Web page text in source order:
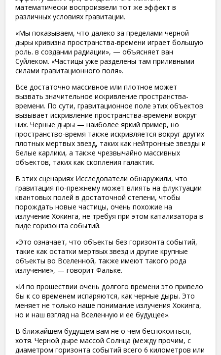
математически воспроизвели тот же эффект в
различных условиях гравитации.
«Мы показываем, что далеко за пределами черной
дыры кривизна пространства-времени играет большую
роль. в создании радиации», — объясняет ван
Суйлеком. «Частицы уже разделены там приливными
силами гравитационного поля».
Все достаточно массивное или плотное может
вызвать значительное искривление пространства-
времени. По сути, гравитационное поле этих объектов
вызывает искривление пространства-времени вокруг
них. Черные дыры — наиболее яркий пример, но
пространство-время также искривляется вокруг других
плотных мертвых звезд, таких как нейтронные звезды и
белые карлики, а также чрезвычайно массивных
объектов, таких как скопления галактик.
В этих сценариях Исследователи обнаружили, что
гравитация по-прежнему может влиять на флуктуации
квантовых полей в достаточной степени, чтобы
порождать новые частицы, очень похожие на
излучение Хокинга, не требуя при этом катализатора в
виде горизонта событий.
«Это означает, что объекты без горизонта событий,
такие как остатки мертвых звезд и другие крупные
объекты во Вселенной, также имеют такого рода
излучение», — говорит Фальке.
«И по прошествии очень долгого времени это привело
бы к со временем испаряются, как черные дыры. Это
меняет не только наше понимание излучения Хокинга,
но и наш взгляд на Вселенную и ее будущее».
В ближайшем будущем вам не о чем беспокоиться,
хотя. Черной дыре массой Солнца (между прочим, с
диаметром горизонта событий всего 6 километров или